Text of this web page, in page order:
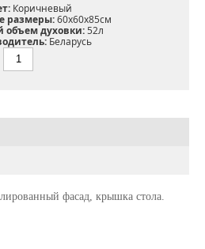
Коричневый
размеры:60х60х85см
объем духовки:52л
Беларусь
фасад, крышка стола.